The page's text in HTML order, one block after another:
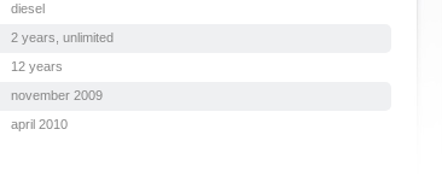
diesel
2 years, unlimited
12 years
november 2009
april 2010